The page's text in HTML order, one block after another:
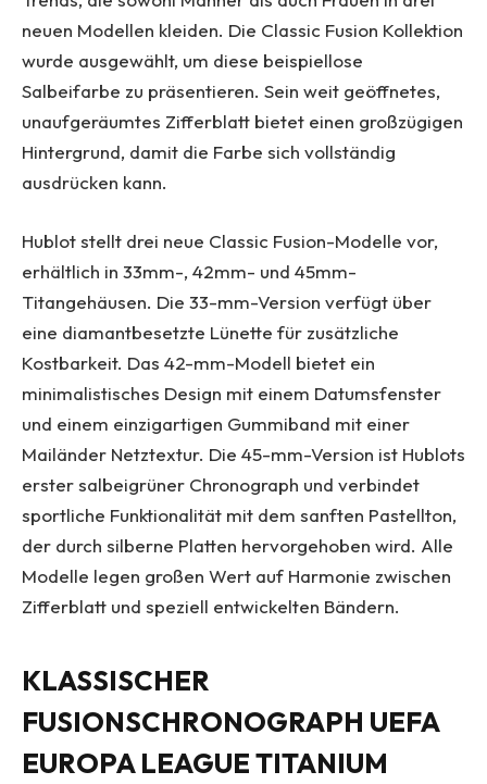
neuen Modellen kleiden. Die Classic Fusion Kollektion
wurde ausgewählt, um diese beispiellose
Salbeifarbe zu präsentieren. Sein weit geöffnetes,
unaufgeräumtes Zifferblatt bietet einen großzügigen
Hintergrund, damit die Farbe sich vollständig
ausdrücken kann.
Hublot stellt drei neue Classic Fusion-Modelle vor,
erhältlich in 33mm-, 42mm- und 45mm-
Titangehäusen. Die 33-mm-Version verfügt über
eine diamantbesetzte Lünette für zusätzliche
Kostbarkeit. Das 42-mm-Modell bietet ein
minimalistisches Design mit einem Datumsfenster
und einem einzigartigen Gummiband mit einer
Mailänder Netztextur. Die 45-mm-Version ist Hublots
erster salbeigrüner Chronograph und verbindet
sportliche Funktionalität mit dem sanften Pastellton,
der durch silberne Platten hervorgehoben wird. Alle
Modelle legen großen Wert auf Harmonie zwischen
Zifferblatt und speziell entwickelten Bändern.
KLASSISCHER
FUSIONSCHRONOGRAPH UEFA
EUROPA LEAGUE TITANIUM